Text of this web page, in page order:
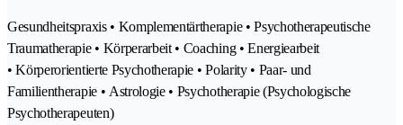
Gesundheitspraxis • Komplementärtherapie • Psychotherapeutische
Traumatherapie • Körperarbeit • Coaching • Energiearbeit
• Körperorientierte Psychotherapie • Polarity • Paar- und
Familientherapie • Astrologie • Psychotherapie (Psychologische
Psychotherapeuten)